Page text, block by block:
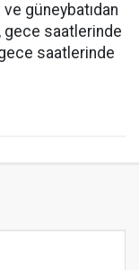
güneybatıdan
gece saatlerinde
saatlerinde